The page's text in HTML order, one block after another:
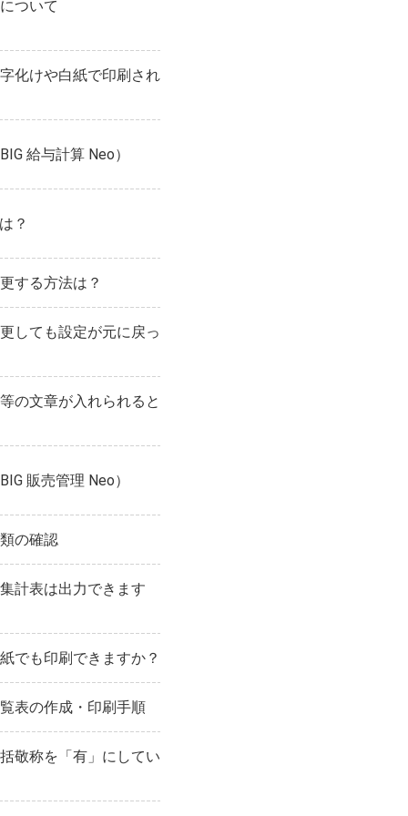
ついて
化けや白紙で印刷され
給与計算 Neo）
？
する方法は？
しても設定が元に戻っ
の文章が入れられると
販売管理 Neo）
の確認
計表は出力できます
でも印刷できますか？
表の作成・印刷手順
敬称を「有」にしてい